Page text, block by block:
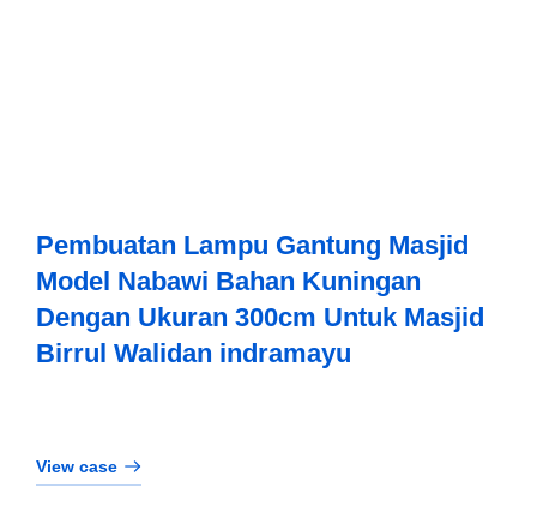
Pembuatan Lampu Gantung Masjid
Model Nabawi Bahan Kuningan
Dengan Ukuran 300cm Untuk Masjid
Birrul Walidan indramayu
View case